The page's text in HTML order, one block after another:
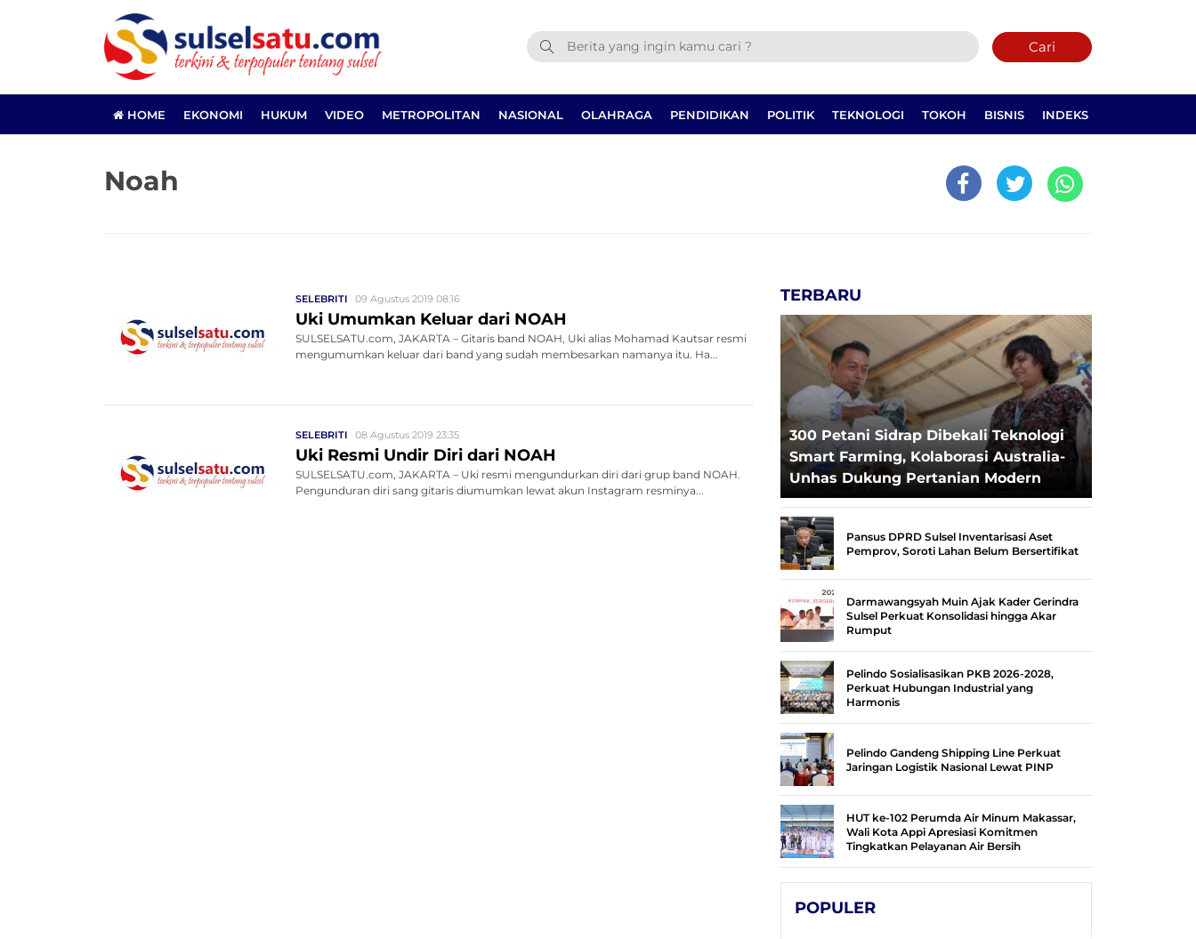
Cari
HOME EKONOMI HUKUM VIDEO METROPOLITAN NASIONAL OLAHRAGA PENDIDIKAN POLITIK TEKNOLOGI TOKOH BISNIS INDEKS
Noah
SELEBRITI 09 Agustus 2019 08:16
Uki Umumkan Keluar dari NOAH
SULSELSATU.com, JAKARTA – Gitaris band NOAH, Uki alias Mohamad Kautsar resmi
mengumumkan keluar dari band yang sudah membesarkan namanya itu. Ha...
SELEBRITI 08 Agustus 2019 23:35
Uki Resmi Undir Diri dari NOAH
SULSELSATU.com, JAKARTA – Uki resmi mengundurkan diri dari grup band NOAH.
Pengunduran diri sang gitaris diumumkan lewat akun Instagram resminya...
TERBARU
300 Petani Sidrap Dibekali Teknologi
Smart Farming, Kolaborasi Australia-
Unhas Dukung Pertanian Modern
Pansus DPRD Sulsel Inventarisasi Aset
Pemprov, Soroti Lahan Belum Bersertifikat
Darmawangsyah Muin Ajak Kader Gerindra
Sulsel Perkuat Konsolidasi hingga Akar
Rumput
Pelindo Sosialisasikan PKB 2026-2028,
Perkuat Hubungan Industrial yang
Harmonis
Pelindo Gandeng Shipping Line Perkuat
Jaringan Logistik Nasional Lewat PINP
HUT ke-102 Perumda Air Minum Makassar,
Wali Kota Appi Apresiasi Komitmen
Tingkatkan Pelayanan Air Bersih
POPULER